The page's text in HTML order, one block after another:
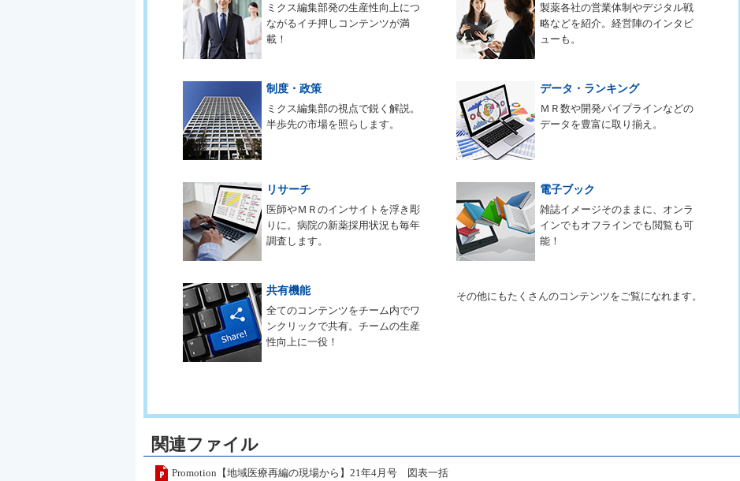
ミクス編集部発の生産性向上につ
ながるイチ押しコンテンツが満
載！
製薬各社の営業体制やデジタル戦
略などを紹介。経営陣のインタビ
ューも。
制度・政策
ミクス編集部の視点で鋭く解説。
半歩先の市場を照らします。
データ・ランキング
ＭＲ数や開発パイプラインなどの
データを豊富に取り揃え。
リサーチ
医師やＭＲのインサイトを浮き彫
りに。病院の新薬採用状況も毎年
調査します。
電子ブック
雑誌イメージそのままに、オンラ
インでもオフラインでも閲覧も可
能！
共有機能
全てのコンテンツをチーム内でワ
ンクリックで共有。チームの生産
性向上に一役！
その他にもたくさんのコンテンツをご覧になれます。
関連ファイル
Promotion【地域医療再編の現場から】21年4月号 図表一括